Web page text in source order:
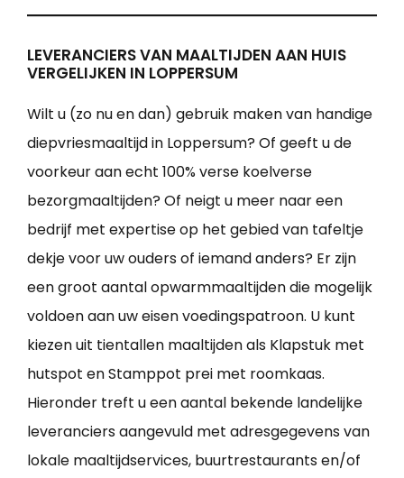
LEVERANCIERS VAN MAALTIJDEN AAN HUIS
VERGELIJKEN IN LOPPERSUM
Wilt u (zo nu en dan) gebruik maken van handige
diepvriesmaaltijd in Loppersum? Of geeft u de
voorkeur aan echt 100% verse koelverse
bezorgmaaltijden? Of neigt u meer naar een
bedrijf met expertise op het gebied van tafeltje
dekje voor uw ouders of iemand anders? Er zijn
een groot aantal opwarmmaaltijden die mogelijk
voldoen aan uw eisen voedingspatroon. U kunt
kiezen uit tientallen maaltijden als Klapstuk met
hutspot en Stamppot prei met roomkaas.
Hieronder treft u een aantal bekende landelijke
leveranciers aangevuld met adresgegevens van
lokale maaltijdservices, buurtrestaurants en/of